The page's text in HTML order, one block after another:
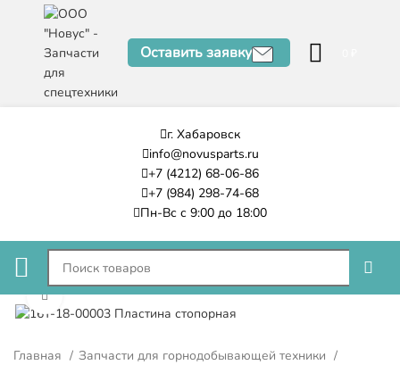
Оставить заявку
г. Хабаровск
info@novusparts.ru
+7 (4212) 68-06-86
+7 (984) 298-74-68
Пн-Вс с 9:00 до 18:00
Нажмите, чтобы увеличить
Главная
Запчасти для горнодобывающей техники